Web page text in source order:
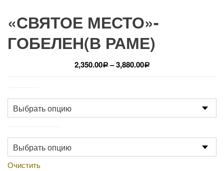
«СВЯТОЕ МЕСТО»-
ГОБЕЛЕН(В РАМЕ)
2,350.00Р –3,880.00Р
Очистить